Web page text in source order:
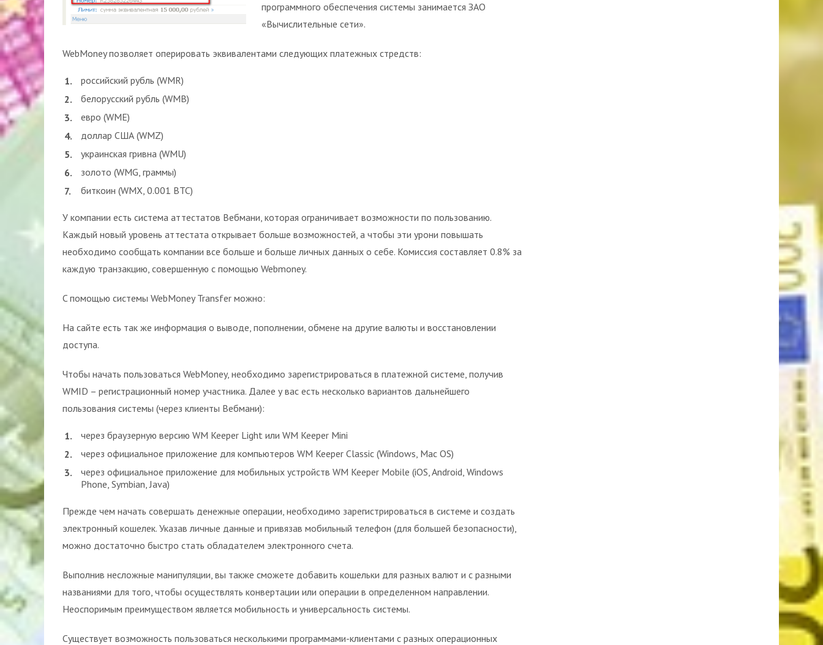
программного обеспечения системы занимается ЗАО
«Вычислительные сети».
WebMoney позволяет оперировать эквивалентами следующих платежных стредств:
российский рубль (WMR)
белорусский рубль (WMB)
евро (WME)
доллар США (WMZ)
украинская гривна (WMU)
золото (WMG, граммы)
биткоин (WMX, 0.001 BTC)
У компании есть система аттестатов Вебмани, которая ограничивает возможности по пользованию.
Каждый новый уровень аттестата открывает больше возможностей, а чтобы эти урони повышать
необходимо сообщать компании все больше и больше личных данных о себе. Комиссия составляет 0.8% за
каждую транзакцию, совершенную с помощью Webmoney.
C помощью системы WebMoney Transfer можно:
На сайте есть так же информация о выводе, пополнении, обмене на другие валюты и восстановлении
доступа.
Чтобы начать пользоваться WebMoney, необходимо зарегистрироваться в платежной системе, получив
WMID – регистрационный номер участника. Далее у вас есть несколько вариантов дальнейшего
пользования системы (через клиенты Вебмани):
через браузерную версию WM Keeper Light или WM Keeper Mini
через официальное приложение для компьютеров WM Keeper Classic (Windows, Mac OS)
через официальное приложение для мобильных устройств WM Keeper Mobile (iOS, Android, Windows
Phone, Symbian, Java)
Прежде чем начать совершать денежные операции, необходимо зарегистрироваться в системе и создать
электронный кошелек. Указав личные данные и привязав мобильный телефон (для большей безопасности),
можно достаточно быстро стать обладателем электронного счета.
Выполнив несложные манипуляции, вы также сможете добавить кошельки для разных валют и с разными
названиями для того, чтобы осуществлять конвертации или операции в определенном направлении.
Неоспоримым преимуществом является мобильность и универсальность системы.
Существует возможность пользоваться несколькими программами-клиентами с разных операционных